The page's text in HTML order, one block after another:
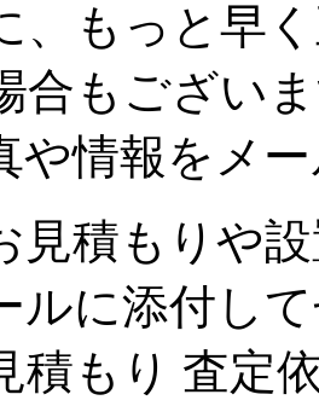
、もっと早
合もござい
や情報をメ
見積もりや
ルに添付し
積もり 査定